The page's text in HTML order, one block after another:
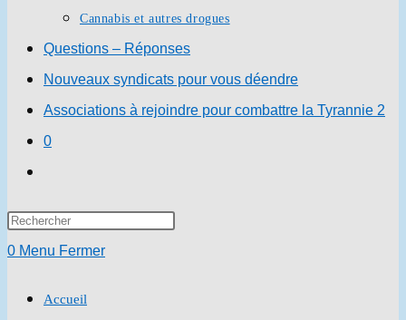
Cannabis et autres drogues
Questions – Réponses
Nouveaux syndicats pour vous déendre
Associations à rejoindre pour combattre la Tyrannie 2
0
search
Press
0 Menu Fermer
Accueil